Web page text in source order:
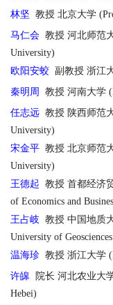
林坚 教授 北京大学
马仁会 教授 河北师范
University)
欧阳安蛟 副教授 浙江
秦明周 教授 河南大学
任志远 教授 陕西师范
University)
宋金平 教授 北京师范
University)
王德起 教授 首都经济
of Economics and
王占岐 教授 中国地质
University of
温海珍 教授 浙江大学
许皞 院长 河北农业大
Hebei)